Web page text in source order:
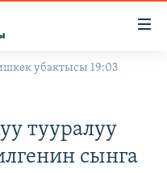
убактысы 19:03
тууралуу
сынга